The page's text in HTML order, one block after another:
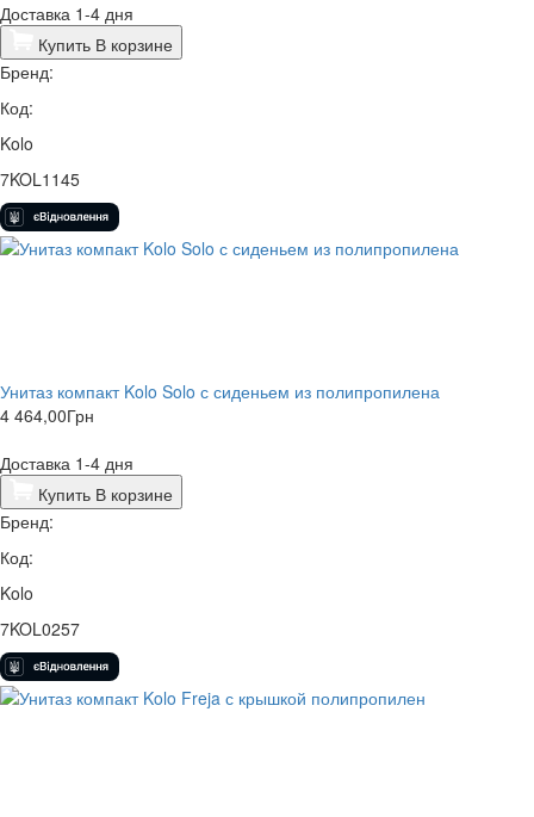
Доставка 1-4 дня
Купить В корзине
Бренд:
Код:
Kolo
7KOL1145
Унитаз компакт Kolo Solo с сиденьем из полипропилена
4 464,00Грн
Доставка 1-4 дня
Купить В корзине
Бренд:
Код:
Kolo
7KOL0257